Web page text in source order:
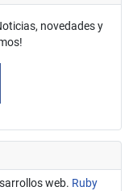
novedades y
web. Ruby